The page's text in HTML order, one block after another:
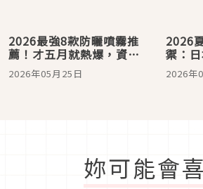
2026最強8款防曬噴霧推
薦！才五月就熱爆，資生
堂、SUQQU到曼秀雷敦，
妝後補擦不黏手、還能
2026年05月25日
2026
禦：
高CP
2026年
妳可能會